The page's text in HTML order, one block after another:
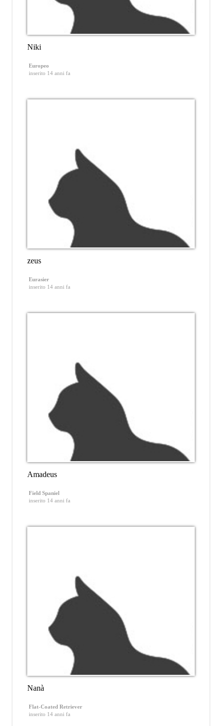
Niki
Europeo
inserito 14 anni fa
zeus
Eurasier
inserito 14 anni fa
Amadeus
Field Spaniel
inserito 14 anni fa
Nanà
Flat-Coated Retriever
inserito 14 anni fa